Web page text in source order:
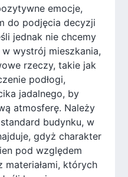
emocje,
do podjęcia decyzji
jednak nie chcemy
wystrój mieszkania,
rzeczy, takie jak
podłogi,
jadalnego, by
atmosferę. Należy
budynku, w
gdyż charakter
pod względem
których